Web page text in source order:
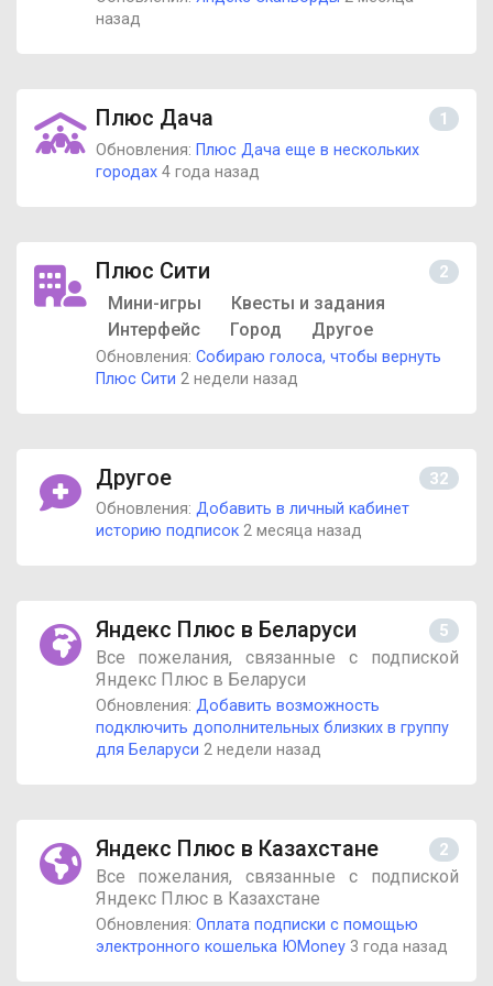
назад
Плюс Дача 1
Обновления: Плюс Дача еще в нескольких
городах 4 года назад
Плюс Сити 2
Мини-игры
Квесты и задания
Интерфейс
Город Другое
Обновления: Собираю голоса, чтобы вернуть
Плюс Сити 2 недели назад
Другое 32
Обновления: Добавить в личный кабинет
историю подписок 2 месяца назад
Яндекс Плюс в Беларуси 5
Все пожелания, связанные с подпиской
Яндекс Плюс в Беларуси
Обновления: Добавить возможность
подключить дополнительных близких в группу
для Беларуси 2 недели назад
Яндекс Плюс в Казахстане 2
Все пожелания, связанные с подпиской
Яндекс Плюс в Казахстане
Обновления: Оплата подписки с помощью
электронного кошелька ЮMoney 3 года назад